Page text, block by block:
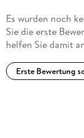
Es wurden noch
Sie die erste
helfen Sie damit
Erste Bewertung